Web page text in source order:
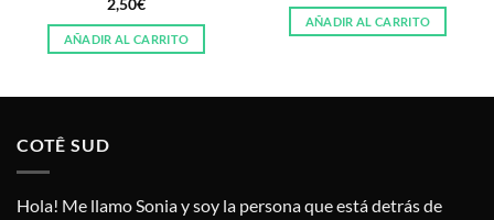
2,50€
AÑADIR AL CARRITO
AÑADIR AL CARRITO
COTÊ SUD
Hola! Me llamo Sonia y soy la persona que está detrás de